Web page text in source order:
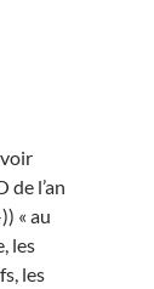
l’an
« au
les
les